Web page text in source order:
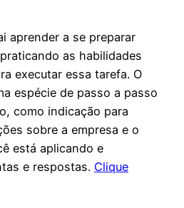
aprender a se preparar
as habilidades
executar essa tarefa. O
espécie de passo a passo
como indicação para
sobre a empresa e o
está aplicando e
e respostas. Clique